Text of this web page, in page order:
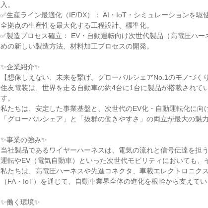
入。
✅生産ライン最適化（IE/DX）： AI・IoT・シミュレーションを駆
全拠点の生産性を最大化する工程設計、標準化。
✅製造プロセス確立： EV・自動運転向け次世代製品（高電圧ハ
めの新しい製造方法、材料加工プロセスの開発。
✨企業紹介✨
【想像しえない、未来を繋げ。グローバルシェアNo.1のモノづくり
住友電装は、世界を走る自動車の約4台に1台に製品が搭載されて
す。
私たちは、安定した事業基盤と、次世代のEV化・自動運転化に向
「グローバルシェア」と「抜群の働きやすさ」の両立が最大の魅力
✨事業の強み✨
当社製品であるワイヤーハーネスは、電気の流れと信号伝達を担
運転やEV（電気自動車）といった次世代モビリティにおいても、
私たちは、高電圧ハーネスや先進コネクタ、車載エレクトロニク
（FA・IoT）を通じて、自動車業界全体の進化を根幹から支えてい
✨働く環境✨